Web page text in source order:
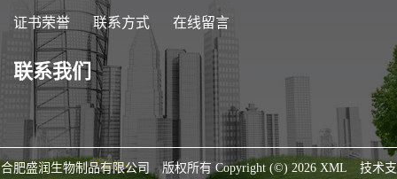
证书荣誉 联系方式 在线留言
联系我们
合肥盛润生物制品有限公司 版权所有 Copyright (©) 2026 XML 技术支